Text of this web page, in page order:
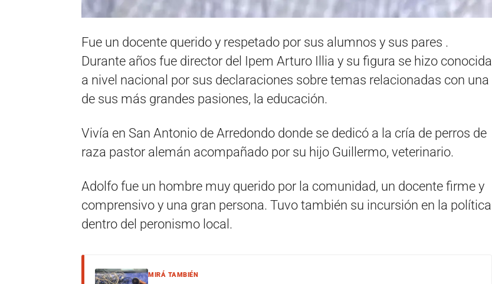
Fue un docente querido y respetado por sus alumnos y sus pares .
Durante años fue director del Ipem Arturo Illia y su figura se hizo conocida
a nivel nacional por sus declaraciones sobre temas relacionadas con una
de sus más grandes pasiones, la educación.
Vivía en San Antonio de Arredondo donde se dedicó a la cría de perros de
raza pastor alemán acompañado por su hijo Guillermo, veterinario.
Adolfo fue un hombre muy querido por la comunidad, un docente firme y
comprensivo y una gran persona. Tuvo también su incursión en la política
dentro del peronismo local.
MIRÁ TAMBIÉN